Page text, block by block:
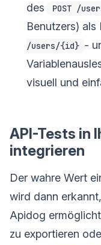
des
POST /
Benutzers) als
/users/{id} -
visuell und
API-Tests in
integrieren
Der wahre Wert
wird dann
Apidog
zu exportieren